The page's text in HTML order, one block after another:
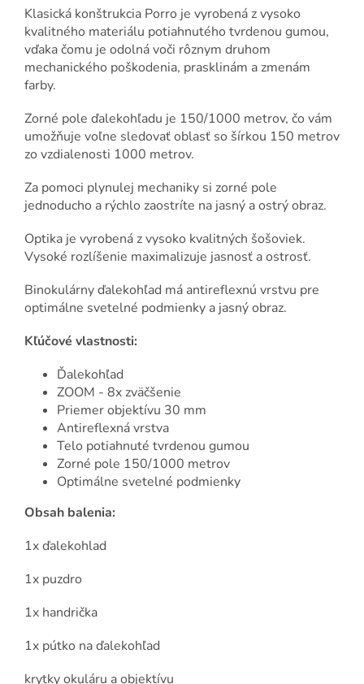
Klasická konštrukcia Porro je vyrobená z vysoko
kvalitného materiálu potiahnutého tvrdenou gumou,
vďaka čomu je odolná voči rôznym druhom
mechanického poškodenia, prasklinám a zmenám
farby.
Zorné pole ďalekohľadu je 150/1000 metrov, čo vám
umožňuje voľne sledovať oblasť so šírkou 150 metrov
zo vzdialenosti 1000 metrov.
Za pomoci plynulej mechaniky si zorné pole
jednoducho a rýchlo zaostríte na jasný a ostrý obraz.
Optika je vyrobená z vysoko kvalitných šošoviek.
Vysoké rozlíšenie maximalizuje jasnosť a ostrosť.
Binokulárny ďalekohľad má antireflexnú vrstvu pre
optimálne svetelné podmienky a jasný obraz.
Kľúčové vlastnosti:
Ďalekohľad
ZOOM - 8x zväčšenie
Priemer objektívu 30 mm
Antireflexná vrstva
Telo potiahnuté tvrdenou gumou
Zorné pole 150/1000 metrov
Optimálne svetelné podmienky
Obsah balenia:
1x ďalekohlad
1x puzdro
1x handrička
1x pútko na ďalekohľad
krytky okuláru a objektívu